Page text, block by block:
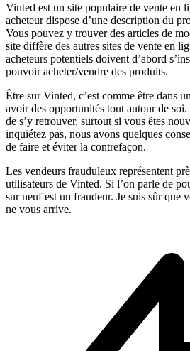
Vinted est un site populaire de vente en
acheteur dispose d’une description du
Vous pouvez y trouver des articles de
site diffère des autres sites de vente en
acheteurs potentiels doivent d’abord
pouvoir acheter/vendre des produits.
Être sur Vinted, c’est comme être dans
avoir des opportunités tout autour de
de s’y retrouver, surtout si vous êtes
inquiétez pas, nous avons quelques
de faire et éviter la contrefaçon.
Les vendeurs frauduleux représentent
utilisateurs de Vinted. Si l’on parle de
sur neuf est un fraudeur. Je suis sûr que
ne vous arrive.